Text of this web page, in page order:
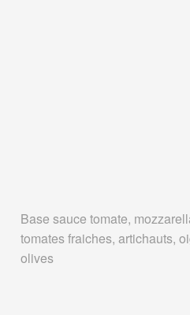
Base sauce tomate,
tomates fraiches, artichauts,
olives